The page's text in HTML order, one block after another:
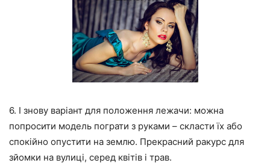
6. І знову варіант для положення лежачи: можна
попросити модель пограти з руками – скласти їх або
спокійно опустити на землю. Прекрасний ракурс для
зйомки на вулиці, серед квітів і трав.